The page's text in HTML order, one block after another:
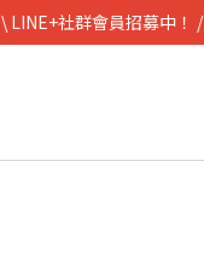
\ LINE+社群會員招募中！ /